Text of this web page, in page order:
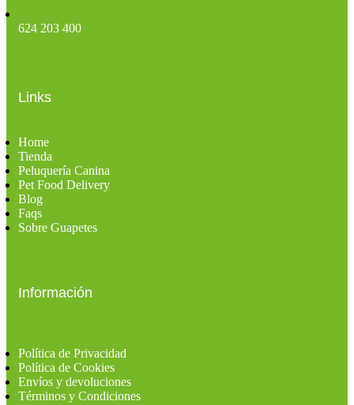
624 203 400
Links
Home
Tienda
Peluquería Canina
Pet Food Delivery
Blog
Faqs
Sobre Guapetes
Información
Política de Privacidad
Política de Cookies
Envíos y devoluciones
Términos y Condiciones